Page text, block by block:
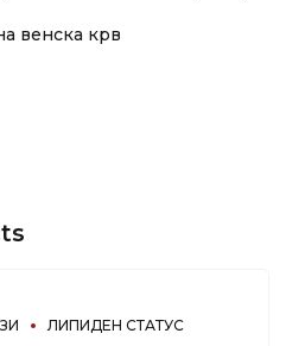
венска крв
ЛИПИДЕН СТАТУС